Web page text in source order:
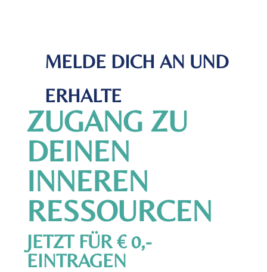
MELDE DICH AN UND
ERHALTE
ZUGANG ZU
DEINEN
INNEREN
RESSOURCEN
JETZT FÜR € 0,-
EINTRAGEN